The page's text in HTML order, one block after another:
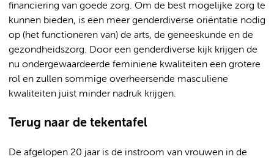
financiering van goede zorg. Om de best mogelijke zorg te
kunnen bieden, is een meer genderdiverse oriëntatie nodig
op (het functioneren van) de arts, de geneeskunde en de
gezondheidszorg. Door een genderdiverse kijk krijgen de
nu ondergewaardeerde feminiene kwaliteiten een grotere
rol en zullen sommige overheersende masculiene
kwaliteiten juist minder nadruk krijgen.
Terug naar de tekentafel
De afgelopen 20 jaar is de instroom van vrouwen in de